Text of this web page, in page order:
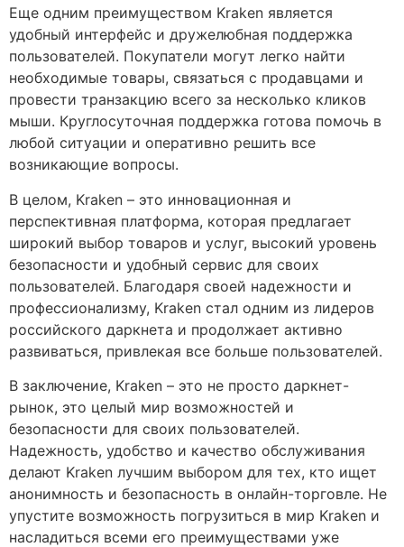
Еще одним преимуществом Kraken является
удобный интерфейс и дружелюбная поддержка
пользователей. Покупатели могут легко найти
необходимые товары, связаться с продавцами и
провести транзакцию всего за несколько кликов
мыши. Круглосуточная поддержка готова помочь в
любой ситуации и оперативно решить все
возникающие вопросы.
В целом, Kraken – это инновационная и
перспективная платформа, которая предлагает
широкий выбор товаров и услуг, высокий уровень
безопасности и удобный сервис для своих
пользователей. Благодаря своей надежности и
профессионализму, Kraken стал одним из лидеров
российского даркнета и продолжает активно
развиваться, привлекая все больше пользователей.
В заключение, Kraken – это не просто даркнет-
рынок, это целый мир возможностей и
безопасности для своих пользователей.
Надежность, удобство и качество обслуживания
делают Kraken лучшим выбором для тех, кто ищет
анонимность и безопасность в онлайн-торговле. Не
упустите возможность погрузиться в мир Kraken и
насладиться всеми его преимуществами уже